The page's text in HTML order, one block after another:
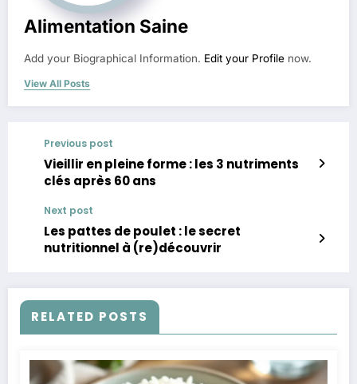
Alimentation Saine
Add your Biographical Information. Edit your Profile now.
View All Posts
Previous post
Vieillir en pleine forme : les 3 nutriments
clés après 60 ans
Next post
Les pattes de poulet : le secret
nutritionnel à (re)découvrir
RELATED POSTS